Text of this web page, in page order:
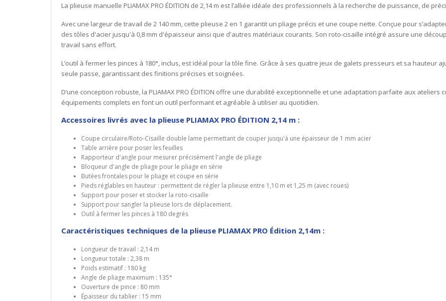
La plieuse manuelle PLIAMAX PRO ÉDITION de 2,14 m est l’alliée idéale des professionnels à la recherche de puissance, de
Avec une largeur de travail de 2 140 mm, cette plieuse 2 en 1 garantit un pliage précis et une coupe nette. Conçue pour
des tôles d'acier jusqu'à 0,8 mm d'épaisseur ainsi que d'autres matériaux courants. Son roto-cisaille intégré assure une
travail sans effort.
L’outil à fermer les pinces à 180°, inclus, est idéal pour la tôle fine. Grâce à ses quatre jeux de galets presseurs et sa hauteur
seule passe, garantissant des finitions précises et soignées.
D’une conception robuste, la PLIAMAX PRO ÉDITION offre une durabilité exceptionnelle et une adaptation parfaite aux ateliers
équipements complets en font un outil performant et agréable à utiliser au quotidien.
Accessoires livrés avec la plieuse PLIAMAX PRO ÉDITION 2,14 m :
Coupe circulaire/Roto-Cisaille double lame permettant de couper jusqu'à une épaisseur de 1 mm acier
Table arrière pour poser les feuilles
Rapporteur d'angle pour mesurer précisément l'angle de pliage
Bloqueur d'angle de pliage pour le pliage en série
Butées frontales pour le pliage et coupe en série
Pieds réglables en hauteur : permettent de régler la plieuse entre 1,10 m et 1,25 m (avec roues)
Support pour poser et stocker la roto-cisaille
Support pour sangler la plieuse lors de déplacement.
Outil à fermer les pinces à 180 degrés
Caractéristiques techniques de la plieuse PLIAMAX PRO Édition 2,14m :
Longueur de travail : 2,14 m
Longueur totale : 2,38 m
Poids estimatif : 180 kg
Angle de pliage maximum : 135°
Ouverture de pince : 80 mm
Épaisseur du tablier : 15 mm